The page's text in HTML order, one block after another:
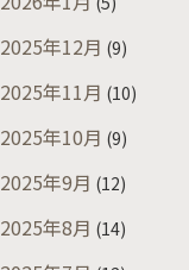
2025年12月 (9)
2025年11月 (10)
2025年10月 (9)
2025年9月 (12)
2025年8月 (14)